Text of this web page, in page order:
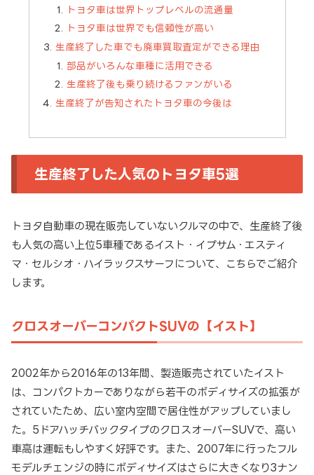
トヨタ車は世界トップレベルの流通量
トヨタ車は世界でも信頼性が高い
生産終了した車でも廃車買取査定ができる理由
部品がいろんな車種に活用できる
生産終了後も乗り続けるファンがいる
生産終了が告知されたトヨタ車の今後は
生産終了した人気のトヨタ車5選
トヨタ自動車の現在販売していないクルマの中で、生産終了後
も人気の高い上位5車種であるイスト・イプサム・エスティ
マ・セルシオ・ハイラックスサーフについて、こちらでご紹介
します。
クロスオーバーコンパクトSUVの【イスト】
2002年から2016年の13年間、製造販売されていたイスト
は、コンパクトカーでありながら若干のボディサイズの拡張が
されていたため、広い室内空間で居住性がアップしていまし
た。5ドアハッチバックタイプのクロスオーバーSUVで、高い
車高は運転もしやすく好評です。また、2007年に行ったフル
モデルチェンジの時にボディサイズはさらに大きくなり3ナン